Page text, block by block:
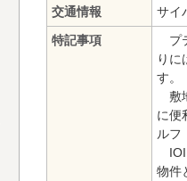
交通情報
サイ
特記事項
プ
りに
す。
敷
に便
ルフ
IOI
物件